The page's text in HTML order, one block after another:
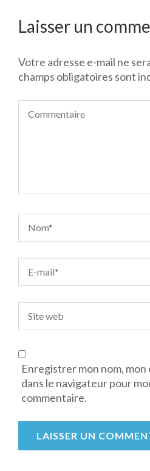
Laisser un
Votre adresse e-mail ne
champs obligatoires sont
Enregistrer mon nom, mon
dans le navigateur pour
commentaire.